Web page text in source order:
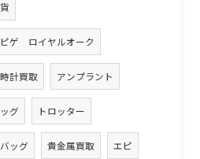
ゲ ロイヤルオーク
計買取 アンプラント
グ トロッター
ッグ 貴金属買取 エピ